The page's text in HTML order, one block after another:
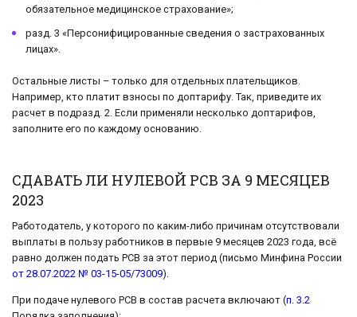
обязательное медицинское страхование»;
разд. 3 «Персонифицированные сведения о застрахованных
лицах».
Остальные листы – только для отдельных плательщиков.
Например, кто платит взносы по доптарифу. Так, приведите их
расчет в подразд. 2. Если применяли несколько доптарифов,
заполните его по каждому основанию.
СДАВАТЬ ЛИ НУЛЕВОЙ РСВ ЗА 9 МЕСЯЦЕВ
2023
Работодатель, у которого по каким-либо причинам отсутствовали
выплаты в пользу работников в первые 9 месяцев 2023 года, всё
равно должен подать РСВ за этот период (письмо Минфина России
от 28.07.2022 № 03-15-05/73009).
При подаче нулевого РСВ в состав расчета включают (п. 3.2